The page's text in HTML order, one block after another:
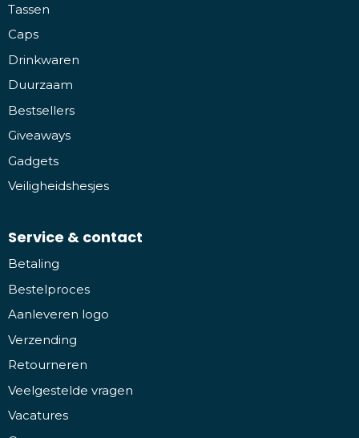
Tassen
Caps
Drinkwaren
Duurzaam
Bestsellers
Giveaways
Gadgets
Veiligheidshesjes
Service & contact
Betaling
Bestelproces
Aanleveren logo
Verzending
Retourneren
Veelgestelde vragen
Vacatures